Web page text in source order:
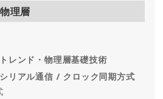
理層
レンド・物理層基礎技術
リアル通信 / クロック同期方式